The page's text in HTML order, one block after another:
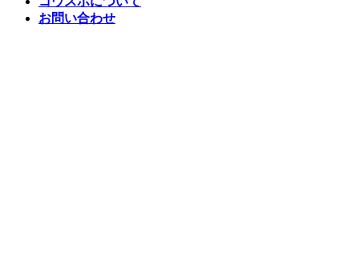
お問い合わせ